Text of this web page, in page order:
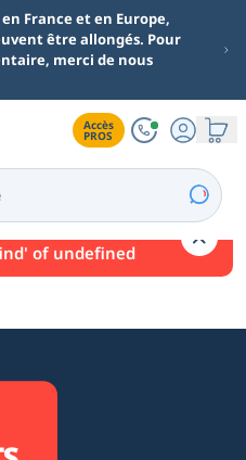
France et en Europe,
être allongés. Pour
merci de nous
Accès
PROS
of undefined